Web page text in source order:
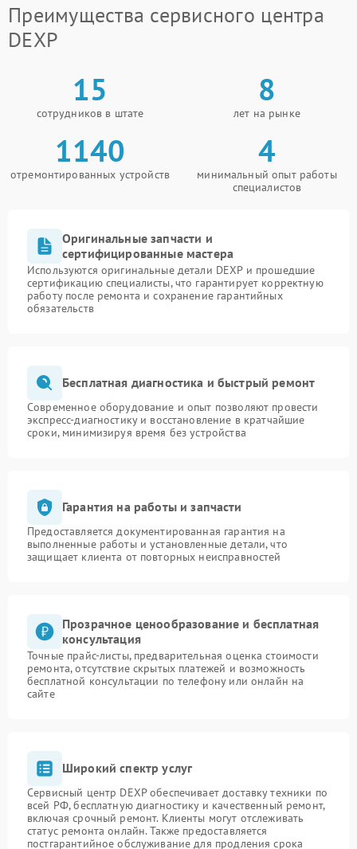
Преимущества сервисного центра
DEXP
15
сотрудников в штате
8
лет на рынке
1140
отремонтированных устройств
4
минимальный опыт работы
специалистов
Оригинальные запчасти и
сертифицированные мастера
Используются оригинальные детали DEXP и прошедшие
сертификацию специалисты, что гарантирует корректную
работу после ремонта и сохранение гарантийных
обязательств
Бесплатная диагностика и быстрый ремонт
Современное оборудование и опыт позволяют провести
экспресс-диагностику и восстановление в кратчайшие
сроки, минимизируя время без устройства
Гарантия на работы и запчасти
Предоставляется документированная гарантия на
выполненные работы и установленные детали, что
защищает клиента от повторных неисправностей
Прозрачное ценообразование и бесплатная
консультация
Точные прайс-листы, предварительная оценка стоимости
ремонта, отсутствие скрытых платежей и возможность
бесплатной консультации по телефону или онлайн на
сайте
Широкий спектр услуг
Сервисный центр DEXP обеспечивает доставку техники по
всей РФ, бесплатную диагностику и качественный ремонт,
включая срочный ремонт. Клиенты могут отслеживать
статус ремонта онлайн. Также предоставляется
постгарантийное обслуживание для продления срока